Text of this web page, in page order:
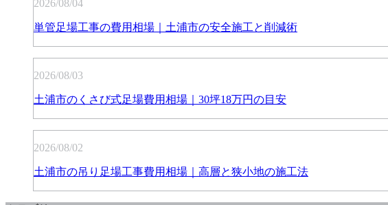
2026/08/04
単管足場工事の費用相場｜土浦市の安全施工と削減術
2026/08/03
土浦市のくさび式足場費用相場｜30坪18万円の目安
2026/08/02
土浦市の吊り足場工事費用相場｜高層と狭小地の施工法